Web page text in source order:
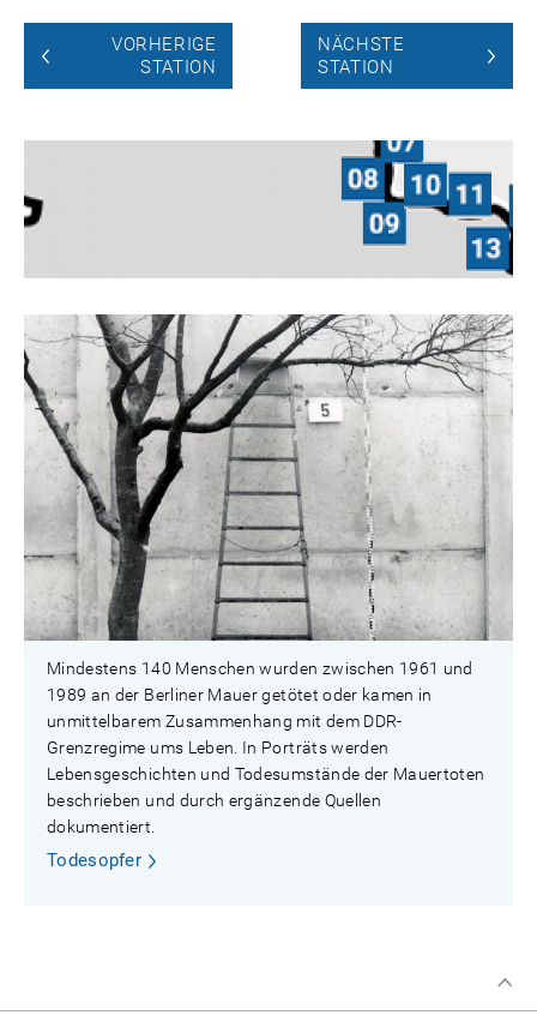
VORHERIGE
STATION
NÄCHSTE
STATION
Mindestens 140 Menschen wurden zwischen 1961 und
1989 an der Berliner Mauer getötet oder kamen in
unmittelbarem Zusammenhang mit dem DDR-
Grenzregime ums Leben. In Porträts werden
Lebensgeschichten und Todesumstände der Mauertoten
beschrieben und durch ergänzende Quellen
dokumentiert.
Todesopfer